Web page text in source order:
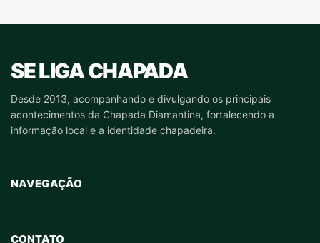
SE LIGA CHAPADA
Desde 2013, acompanhando e divulgando os principais
acontecimentos da Chapada Diamantina, fortalecendo a
informação local e a identidade chapadeira.
NAVEGAÇÃO
CONTATO